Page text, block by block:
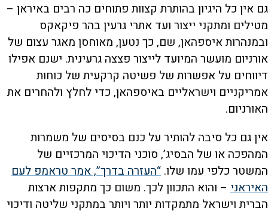
גם אין כל היגיון בהותרת קצוות פתוחים כה רבים באיראן –
מטילים ומתקני ייצור ועד אתרי גרעין בהר פיקאקס
ובמנהרות איספהאן, שם, כך נטען, מאוחסן מאגר עצום של
אורניום מועשר המיועד לייצור פצצה גרעינית. ישנם אפילו
דיווחים על אפשרות של פשיטה קרקעית של כוחות
אמריקניים וישראליים באיספהאן, כדי לחלץ ולהחרים את
האורניום.
אין גם כל סיבה להותיר על כנם בסיסים של משמרות
המהפכה או של הבסיג’, סוכני הדיכוי המרכזיים של
המשטר כלפי עמו שלו. “העזרה בדרך”, אמר טראמפ לעם
האיראני – והוא התכוון לכך. משום כך מתקפות ארצות
הברית וישראל מתמקדות יותר ויותר במתקני שליטה ודיכוי